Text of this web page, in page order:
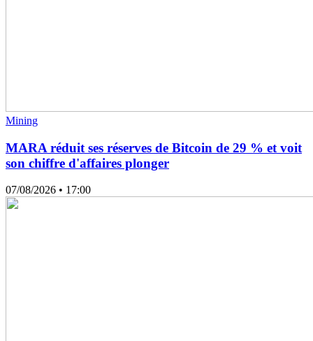
Mining
MARA réduit ses réserves de Bitcoin de 29 % et voit
son chiffre d'affaires plonger
07/08/2026 • 17:00